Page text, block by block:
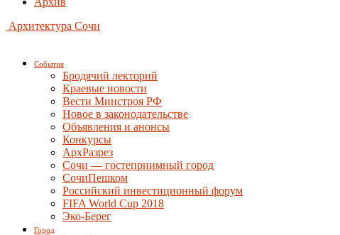
Архитектура Сочи
События
Бродячий лекторий
Краевые новости
Вести Минстроя РФ
Новое в законодательстве
Объявления и анонсы
Конкурсы
АрхРазрез
Сочи — гостеприимный город
СочиПешком
Российский инвестиционный форум
FIFA World Cup 2018
Эко-Берег
Город